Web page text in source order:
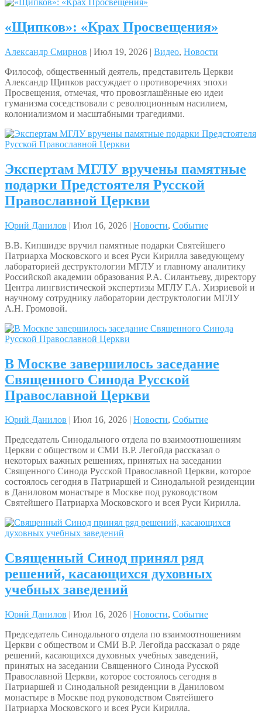
«Щипков»: «Крах Просвещения»
Александр Смирнов | Июл 19, 2026 | Видео, Новости
Философ, общественный деятель, представитель Церкви
Александр Щипков рассуждает о противоречиях эпохи
Просвещения, отмечая, что провозглашённые ею идеи
гуманизма соседствовали с революционным насилием,
колониализмом и масштабными трагедиями.
Экспертам МГЛУ вручены памятные
подарки Предстоятеля Русской
Православной Церкви
Юрий Данилов | Июл 16, 2026 | Новости, Событие
В.В. Кипшидзе вручил памятные подарки Святейшего
Патриарха Московского и всея Руси Кирилла заведующему
лабораторией деструктологии МГЛУ и главному аналитику
Российской академии образования Р.А. Силантьеву, директору
Центра лингвистической экспертизы МГЛУ Г.А. Хизриевой и
научному сотруднику лаборатории деструктологии МГЛУ
А.Н. Громовой.
В Москве завершилось заседание
Священного Синода Русской
Православной Церкви
Юрий Данилов | Июл 16, 2026 | Новости, Событие
Председатель Синодального отдела по взаимоотношениям
Церкви с обществом и СМИ В.Р. Легойда рассказал о
некоторых важных решениях, принятых на заседании
Священного Синода Русской Православной Церкви, которое
состоялось сегодня в Патриаршей и Синодальной резиденции
в Даниловом монастыре в Москве под руководством
Святейшего Патриарха Московского и всея Руси Кирилла.
Священный Синод принял ряд
решений, касающихся духовных
учебных заведений
Юрий Данилов | Июл 16, 2026 | Новости, Событие
Председатель Синодального отдела по взаимоотношениям
Церкви с обществом и СМИ В.Р. Легойда рассказал о ряде
решений, касающихся духовных учебных заведений,
принятых на заседании Священного Синода Русской
Православной Церкви, которое состоялось сегодня в
Патриаршей и Синодальной резиденции в Даниловом
монастыре в Москве под руководством Святейшего
Патриарха Московского и всея Руси Кирилла.